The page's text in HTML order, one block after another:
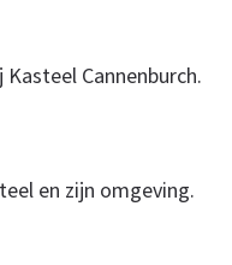
Cannenburch.
en zijn omgeving.